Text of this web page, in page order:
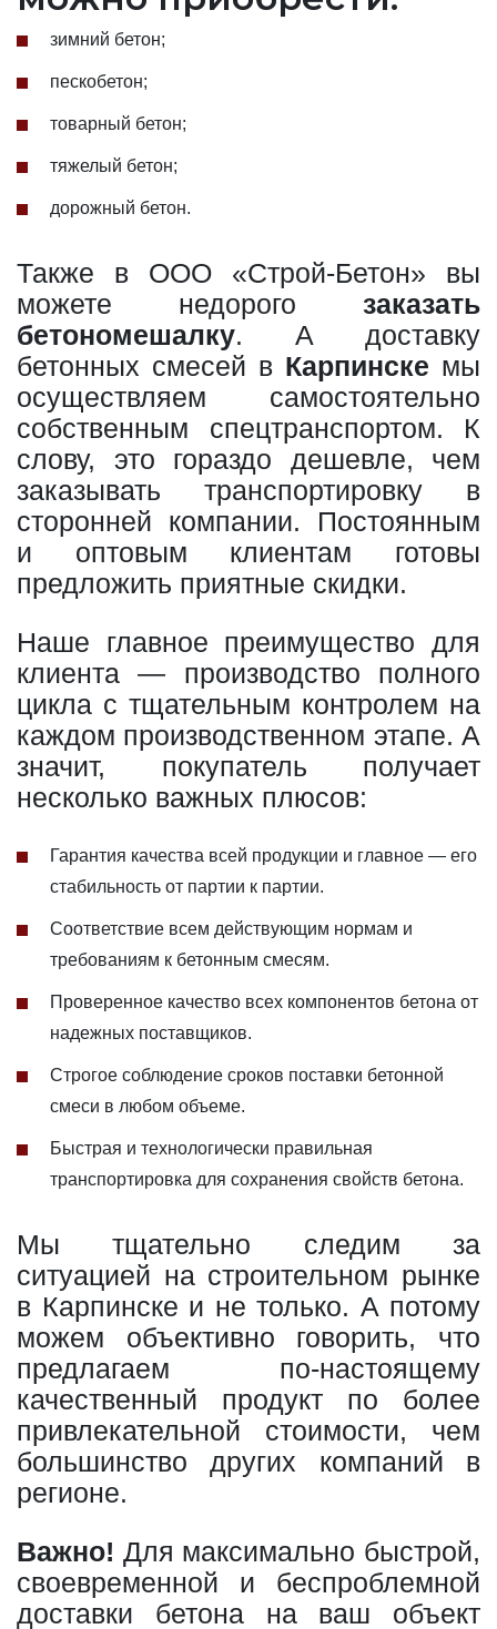
зимний бетон;
пескобетон;
товарный бетон;
тяжелый бетон;
дорожный бетон.
Также в ООО «Строй-Бетон» вы
можете недорого заказать
бетономешалку. А доставку
бетонных смесей в Карпинске мы
осуществляем самостоятельно
собственным спецтранспортом. К
слову, это гораздо дешевле, чем
заказывать транспортировку в
сторонней компании. Постоянным
и оптовым клиентам готовы
предложить приятные скидки.
Наше главное преимущество для
клиента — производство полного
цикла с тщательным контролем на
каждом производственном этапе. А
значит, покупатель получает
несколько важных плюсов:
Гарантия качества всей продукции и главное — его
стабильность от партии к партии.
Соответствие всем действующим нормам и
требованиям к бетонным смесям.
Проверенное качество всех компонентов бетона от
надежных поставщиков.
Строгое соблюдение сроков поставки бетонной
смеси в любом объеме.
Быстрая и технологически правильная
транспортировка для сохранения свойств бетона.
Мы тщательно следим за
ситуацией на строительном рынке
в Карпинске и не только. А потому
можем объективно говорить, что
предлагаем по-настоящему
качественный продукт по более
привлекательной стоимости, чем
большинство других компаний в
регионе.
Важно! Для максимально быстрой,
своевременной и беспроблемной
доставки бетона на ваш объект